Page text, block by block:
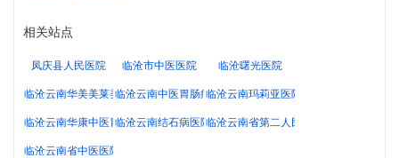
相关站点
凤庆县人民医院 临沧市中医医院
临沧曙光医院
临沧云南华美美莱美容医院有限公司
临沧云南中医胃肠病医院临沧云南玛莉亚医院有限公司
临沧云南华康中医胃肠病医院有限公司
临沧云南结石病医院有限公司临沧云南省第二人民医院官方网站
临沧云南省中医医院